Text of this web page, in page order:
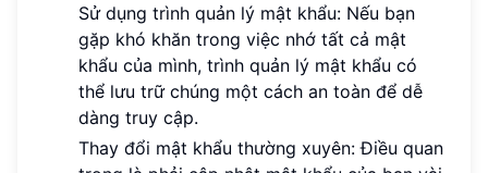
Sử dụng trình quản lý mật khẩu: Nếu bạn
gặp khó khăn trong việc nhớ tất cả mật
khẩu của mình, trình quản lý mật khẩu có
thể lưu trữ chúng một cách an toàn để dễ
dàng truy cập.
Thay đổi mật khẩu thường xuyên: Điều quan